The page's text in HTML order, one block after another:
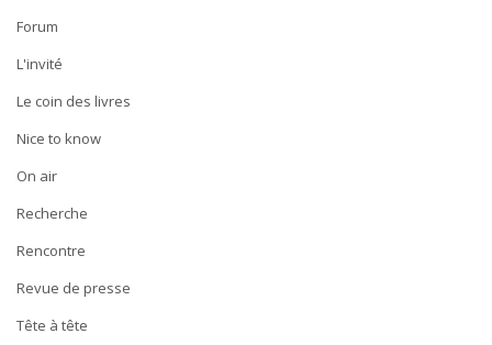
Forum
L'invité
Le coin des livres
Nice to know
On air
Recherche
Rencontre
Revue de presse
Tête à tête